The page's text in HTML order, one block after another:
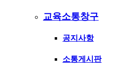
교육소통창구
공지사항
소통게시판